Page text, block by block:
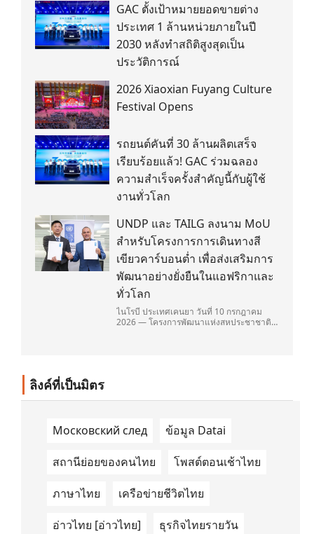
GAC ตั้งเป้าหมายยอดขายต่าง
ประเทศ 1 ล้านหน่วยภายในปี
2030 หลังทำสถิติสูงสุดเป็น
ประวัติการณ์
2026 Xiaoxian Fuyang Culture
Festival Opens
รถยนต์คันที่ 30 ล้านผลิตเสร็จ
เรียบร้อยแล้ว! GAC ร่วมฉลอง
ความสำเร็จครั้งสำคัญนี้กับผู้ใช้
งานทั่วโลก
UNDP และ TAILG ลงนาม MoU
สำหรับโครงการการเดินทางสี
เขียวคาร์บอนต่ำ เพื่อส่งเสริมการ
พัฒนาอย่างยั่งยืนในแอฟริกาและ
ทั่วโลก
ไนโรบี ประเทศเคนยา วันที่ 10 กรกฎาคม
2026 — โครงการพัฒนาแห่งสหประชาชาติ
ลิงค์ที่เป็นมิตร
Московский след ข้อมูล Datai
สถานีย่อยของคนไทย โพสต์ตอนเช้าไทย
ภาษาไทย เครือข่ายชีวิตไทย
อ่าวไทย [อ่าวไทย] ธุรกิจไทยรายวัน